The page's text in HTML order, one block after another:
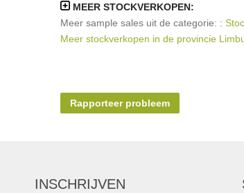
MEER STOCKVERKOPEN:
Meer sample sales uit de categorie: :
Meer stockverkopen in de provincie
Rapporteer probleem
INSCHRIJVEN